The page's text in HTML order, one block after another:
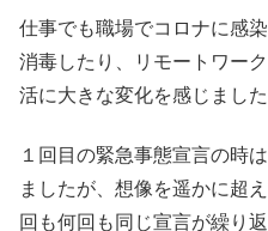
仕事でも職場でコロナに感
消毒したり、リモートワー
活に大きな変化を感じました
１回目の緊急事態宣言の時
ましたが、想像を遥かに超
回も何回も同じ宣言が繰り